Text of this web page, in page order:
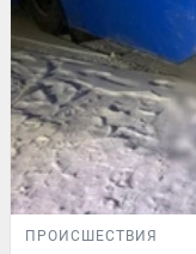
ПРОИСШЕСТВИЯ